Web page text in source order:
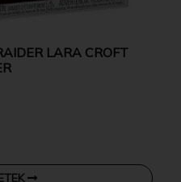
LARA CROFT